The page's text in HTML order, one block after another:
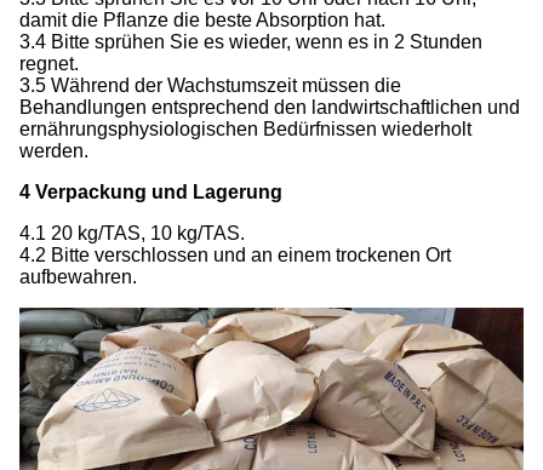
damit die Pflanze die beste Absorption hat.
3.4 Bitte sprühen Sie es wieder, wenn es in 2 Stunden
regnet.
3.5 Während der Wachstumszeit müssen die
Behandlungen entsprechend den landwirtschaftlichen und
ernährungsphysiologischen Bedürfnissen wiederholt
werden.
4 Verpackung und Lagerung
4.1 20 kg/TAS, 10 kg/TAS.
4.2 Bitte verschlossen und an einem trockenen Ort
aufbewahren.